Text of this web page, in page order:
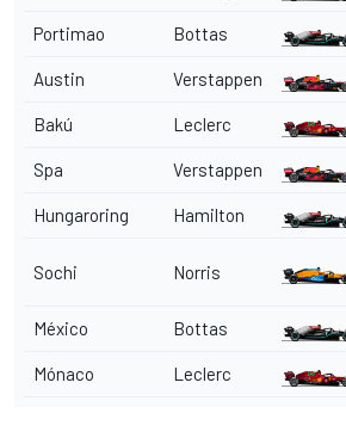
Portimao Bottas
Austin Verstappen
Bakú Leclerc
Spa Verstappen
Hungaroring Hamilton
Sochi Norris
México Bottas
Mónaco Leclerc